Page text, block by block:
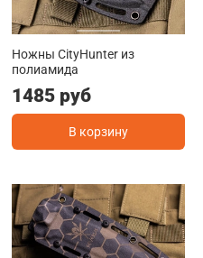
Ножны CityHunter из
полиамида
1485 руб
В корзину